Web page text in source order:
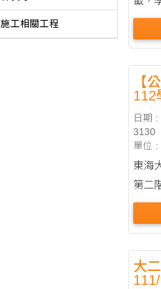
施工相關工程
查詢抽籤
可自
可至
或至
組合
【
112
日期
3130
單位 :
東海
第二
檔
大